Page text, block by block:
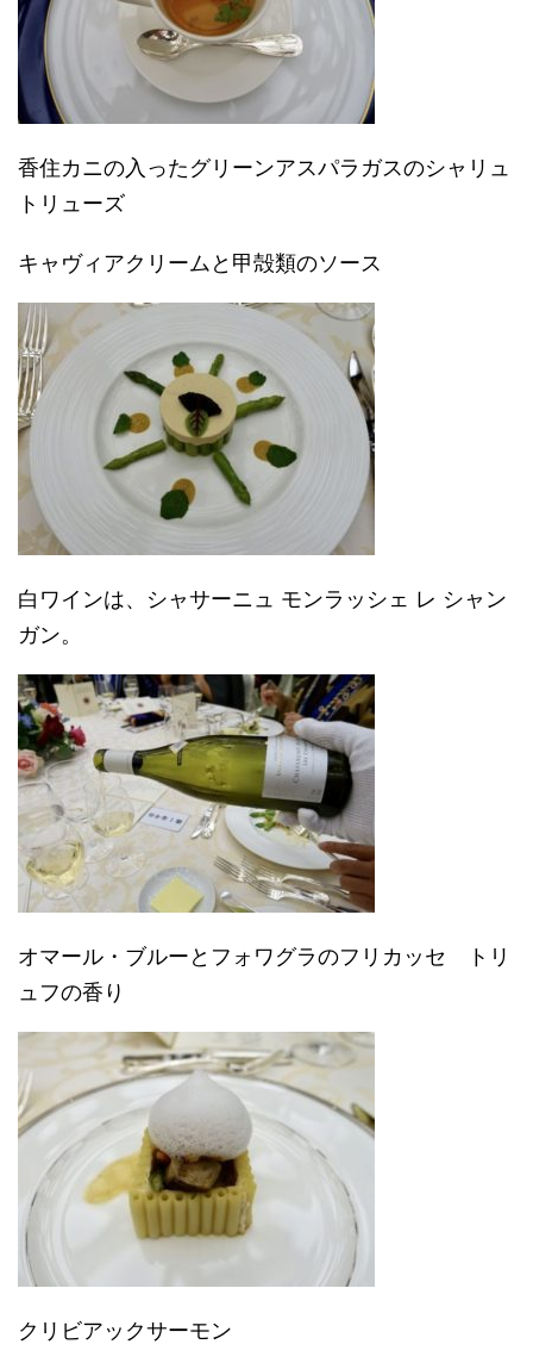
香住カニの入ったグリーンアスパラガスのシャリュ
トリューズ
キャヴィアクリームと甲殻類のソース
白ワインは、シャサーニュ モンラッシェ レ シャン
ガン。
オマール・ブルーとフォワグラのフリカッセ トリ
ュフの香り
クリビアックサーモン